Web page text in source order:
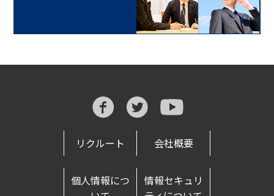
リクルート 会社概要
個人情報につ
情報セキュリ